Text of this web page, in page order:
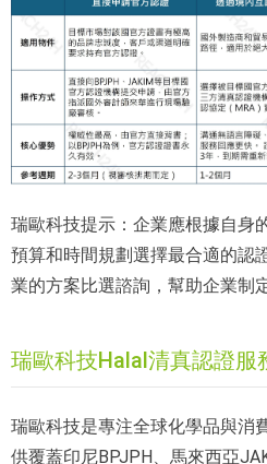
瑞歐科技提示：企業應根據自身
預算和時間規劃選擇最合適的認
業的方案比選諮詢，幫助企業制
瑞歐科技Halal清真認證服
瑞歐科技是專注全球化學品與消
供覆蓋印尼BPJPH、馬來西亞